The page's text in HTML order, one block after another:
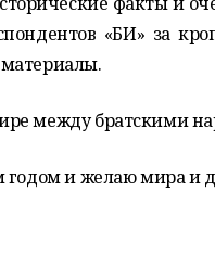
«БИ» за
между братскими
годом и желаю мира и